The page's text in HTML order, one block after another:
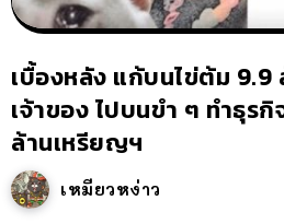
เบื้องหลัง แก้บนไข่ต้ม 9.9
เจ้าของ ไปบนขำ ๆ ทำธุร
ล้านเหรียญฯ
เหมียวหง่าว